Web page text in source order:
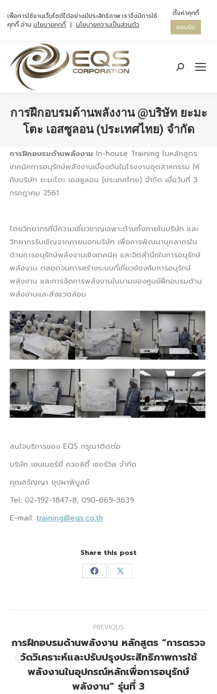
Search:
การฝึกอบรมด้านพลังงาน @บริษัท ยะมะ
โตะ เอสซูลอน (ประเทศไทย) จำกัด
การฝึกอบรมด้านพลังงาน In-house Training ในหลักสูตร
เทคนิคการอนุรักษ์พลังงานเบื้องต้นในโรงงานอุตสาหกรรม ให้
กับบริษัท ยะมะโตะ เอสซูลอน (ประเทศไทย) จำกัด เมื่อวันที่ 3
กรกฎาคม 2561
โดยวิทยากรที่มีความเชี่ยวชาญเฉพาะด้านทั้งภายในบริษัท และ
วิทยากรรับเชิญจากภายนอกบริษัท เพื่อการพัฒนาบุคลากรใน
ด้านการอนุรักษ์พลังงานเชิงเทคนิค และจิตสำนึกในการอนุรักษ์
พลังงาน ตลอดจนการสร้างระบบที่เกี่ยวข้องกับการอนุรักษ์
พลังงาน และการจัดการพลังงานในนามของศูนย์ฝึกอบรมด้าน
พลังงานและสิ่งแวดล้อม
สนใจบริการของ EQS กรุณาติดต่อ
บริษัท เอนเนอร์ยี่ ควอลิตี้ เซอร์วิส จำกัด
คุณสรัญญา บุปผาพิบูลย์
Tel: 02-192-1847-8, 090-669-3639
E-mail: training@eqs.co.th
Share this post
Share
Facebook
Share
X
PREVIOUS
Previous
post:
การฝึกอบรมด้านพลังงาน หลักสูตร “การตรวจ
วัดวิเคราะห์และปรับปรุงประสิทธิภาพการใช้
พลังงานในอุปกรณ์หลักเพื่อการอนุรักษ์
พลังงาน” รุ่นที่ 3
เพื่อการใช้งานเว็บไซต์ได้อย่างมีประสิทธิภาพ เราจึงมีการใช้
คุกกี้ อ่าน นโยบายคุกกี้ | นโยบายความเป็นส่วนตัว
ตั้งค่าคุกกี้
ยอมรับ